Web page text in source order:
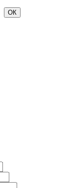
ОК